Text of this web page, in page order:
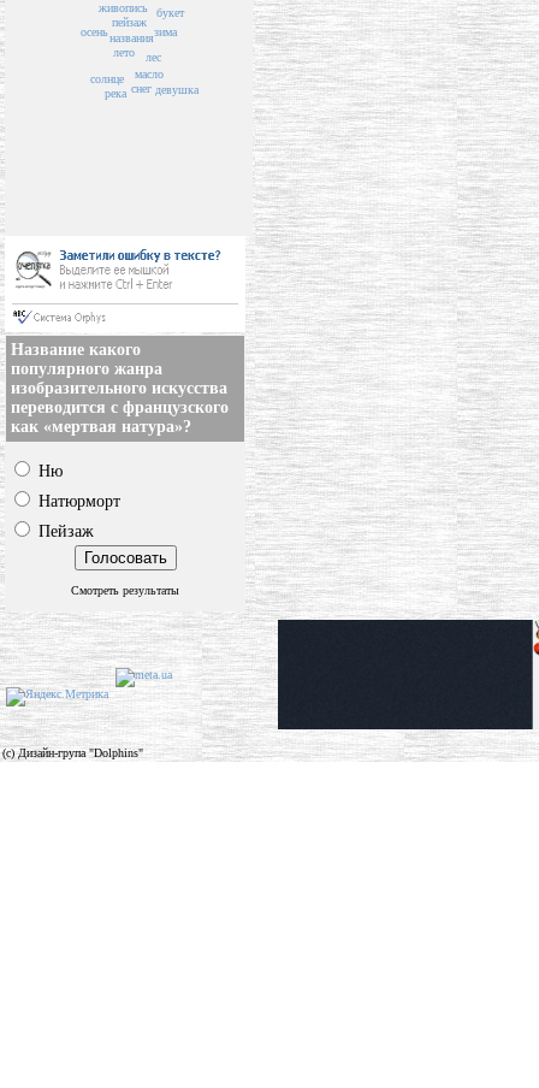
пейзаж
названия
живопись
лето
солнце
лес
зима
осень
букет
масло
река снег девушка
Название какого
популярного жанра
изобразительного искусства
переводится с французского
как «мертвая натура»?
Ню
Натюрморт
Пейзаж
Смотреть результаты
(c) Дизайн-група "Dolphins"